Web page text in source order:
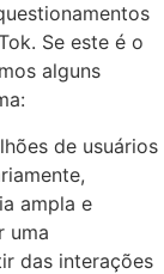
Se este é o
alguns
de usuários
ampla e
uma
das interações